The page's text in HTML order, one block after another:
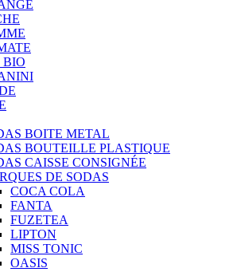
BIO
BOITE METAL
BOUTEILLE PLASTIQUE
CAISSE CONSIGNÉE
DE SODAS
COCA COLA
FANTA
FUZETEA
LIPTON
MISS TONIC
OASIS